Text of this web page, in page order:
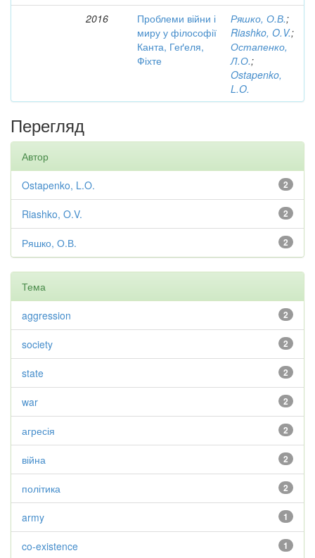
2016
Проблеми війни і
миру у філософії
Канта, Геґеля,
Фіхте
Ряшко, О.В.;
Riashko, O.V.;
Остапенко,
Л.О.;
Ostapenko,
L.O.
Перегляд
Автор
2
Ostapenko, L.O.
2
Riashko, O.V.
2
Ряшко, О.В.
Тема
2
aggression
2
society
2
state
2
war
2
агресія
2
війна
2
політика
1
army
1
co-existence